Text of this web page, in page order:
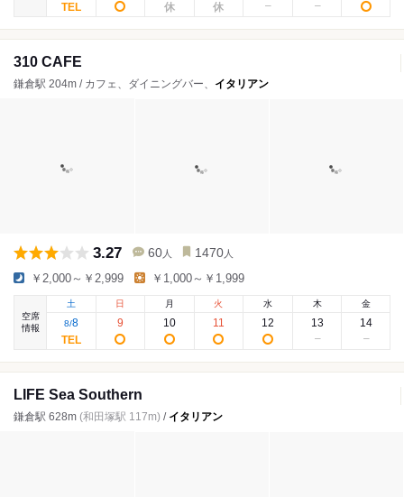
310 CAFE
鎌倉駅 204m / カフェ、ダイニングバー、 イタリアン
3.27 60 人 1470 人
￥2,000～￥2,999 ￥1,000～￥1,999
空席
情報
土
8/8
日
9
月
10
火
11
水
12
木
13
金
14
LIFE Sea Southern
鎌倉駅 628m (和田塚駅 117m) / イタリアン